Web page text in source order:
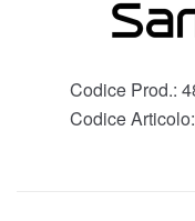
Codice Prod.:
Codice Articolo: